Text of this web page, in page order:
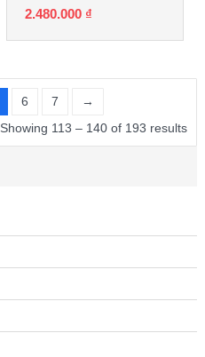
2.480.000 ₫
6 7
→
Showing 113 – 140 of 193 results